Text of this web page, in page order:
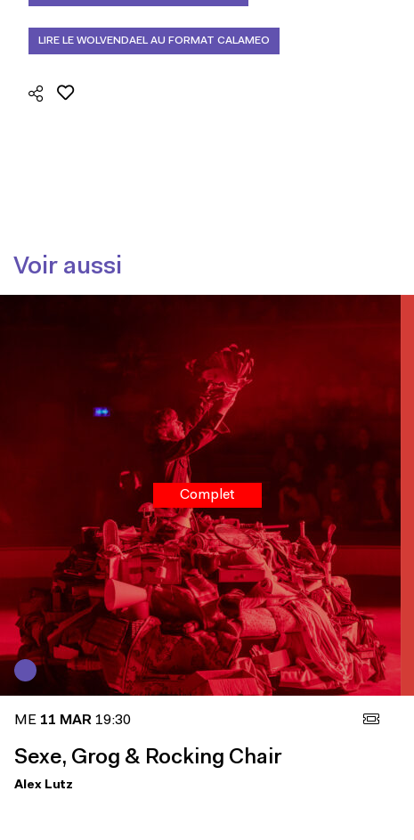
LIRE LE WOLVENDAEL AU FORMAT CALAMEO
Voir aussi
Complet
ME 11 MAR 19:30
Sexe, Grog & Rocking Chair
Alex Lutz